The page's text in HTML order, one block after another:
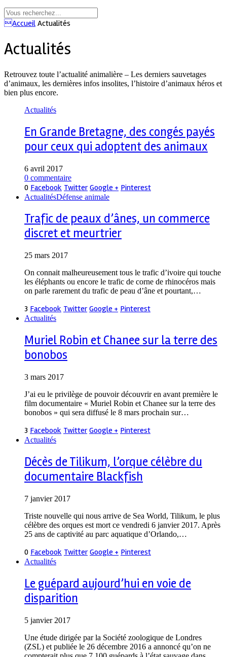
Accueil Actualités
Actualités
Retrouvez toute l’actualité animalière – Les derniers sauvetages
d’animaux, les dernières infos insolites, l’histoire d’animaux héros et
bien plus encore.
Actualités
En Grande Bretagne, des congés payés
pour ceux qui adoptent des animaux
6 avril 2017
0 commentaire
0 Facebook Twitter Google + Pinterest
ActualitésDéfense animale
Trafic de peaux d’ânes, un commerce
discret et meurtrier
25 mars 2017
On connait malheureusement tous le trafic d’ivoire qui touche
les éléphants ou encore le trafic de corne de rhinocéros mais
on parle rarement du trafic de peau d’âne et pourtant,…
3 Facebook Twitter Google + Pinterest
Actualités
Muriel Robin et Chanee sur la terre des
bonobos
3 mars 2017
J’ai eu le privilège de pouvoir découvrir en avant première le
film documentaire « Muriel Robin et Chanee sur la terre des
bonobos » qui sera diffusé le 8 mars prochain sur…
3 Facebook Twitter Google + Pinterest
Actualités
Décès de Tilikum, l’orque célèbre du
documentaire Blackfish
7 janvier 2017
Triste nouvelle qui nous arrive de Sea World, Tilikum, le plus
célèbre des orques est mort ce vendredi 6 janvier 2017. Après
25 ans de captivité au parc aquatique d’Orlando,…
0 Facebook Twitter Google + Pinterest
Actualités
Le guépard aujourd’hui en voie de
disparition
5 janvier 2017
Une étude dirigée par la Société zoologique de Londres
(ZSL) et publiée le 26 décembre 2016 a annoncé qu’on ne